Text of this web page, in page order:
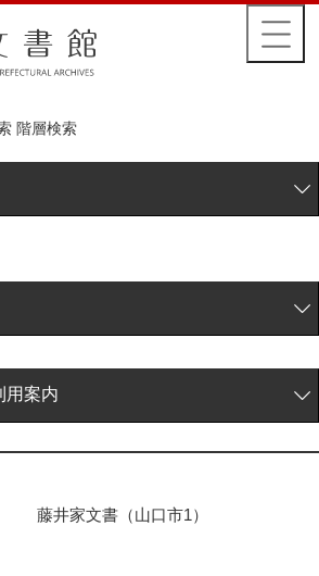
階層検索
用案内
いて
藤井家文書（山口市1）